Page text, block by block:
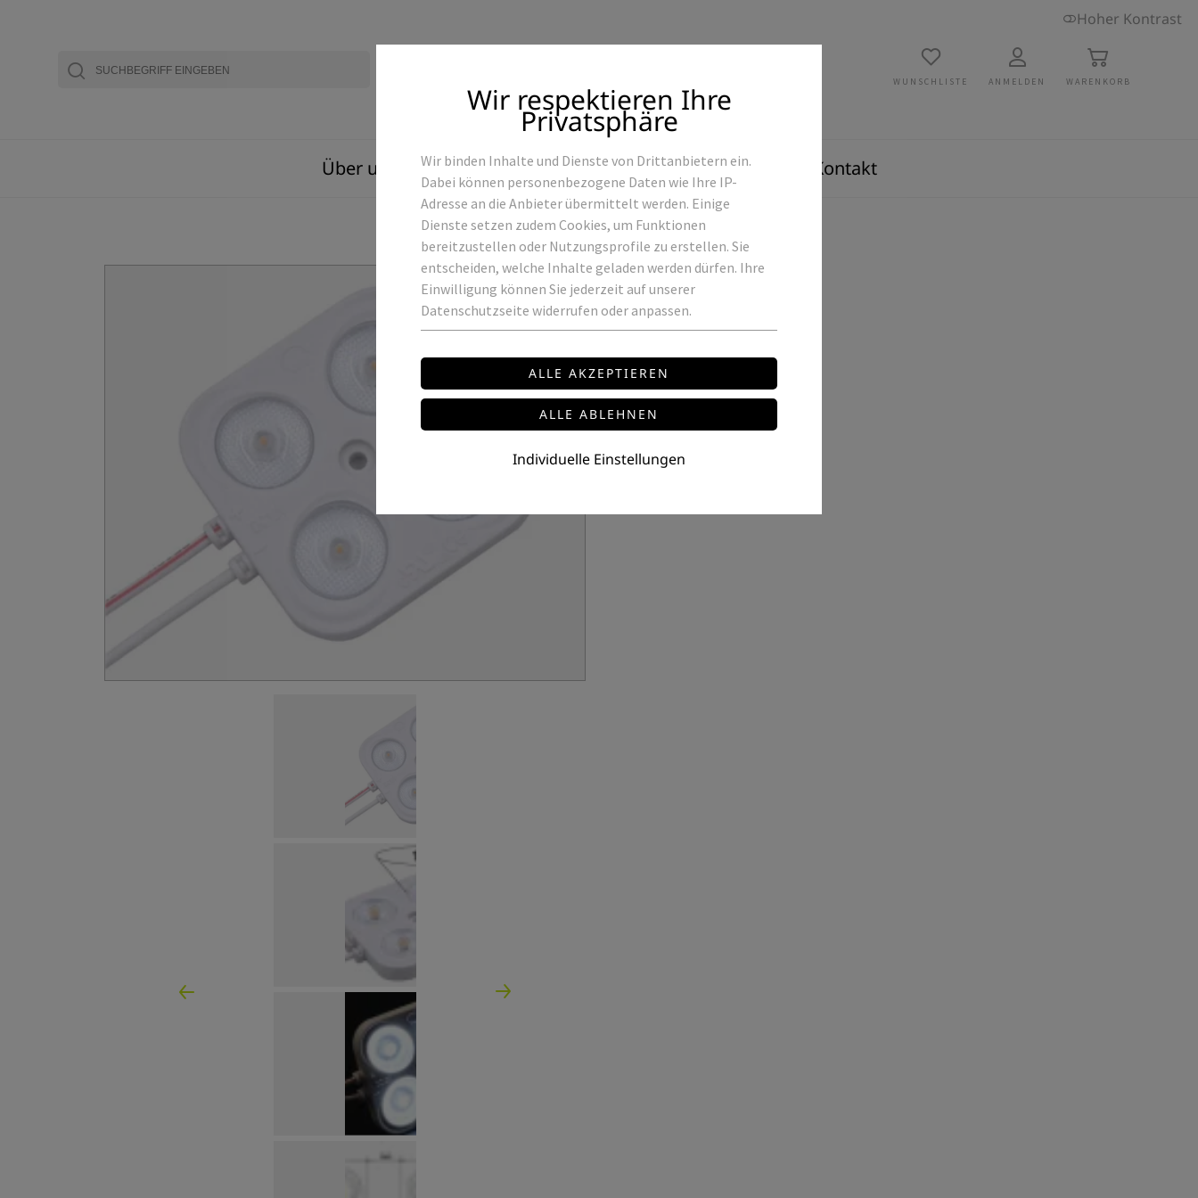
Hoher Kontrast
WUNSCHLISTE ANMELDEN WARENKORB
Über uns Produkte Referenzen Kontakt
ROWALUX
LED-MO-4X-L180
LED Modul 4L
SMD 2835 OSRAM
Leistung: 3 W
Eingangsspannung: 24 V/DC
Farbtemperatur: 3000/4000 K
Wir respektieren Ihre
Privatsphäre
Wir binden Inhalte und Dienste von Drittanbietern ein.
Dabei können personenbezogene Daten wie Ihre IP-
Adresse an die Anbieter übermittelt werden. Einige
Dienste setzen zudem Cookies, um Funktionen
bereitzustellen oder Nutzungsprofile zu erstellen. Sie
entscheiden, welche Inhalte geladen werden dürfen. Ihre
Einwilligung können Sie jederzeit auf unserer
Datenschutzseite widerrufen oder anpassen.
Individuelle Einstellungen